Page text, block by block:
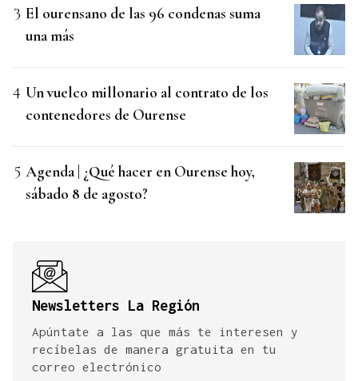
El ourensano de las 96 condenas suma
una más
Un vuelco millonario al contrato de los
contenedores de Ourense
Agenda | ¿Qué hacer en Ourense hoy,
sábado 8 de agosto?
Newsletters La Región
Apúntate a las que más te interesen y
recíbelas de manera gratuita en tu
correo electrónico